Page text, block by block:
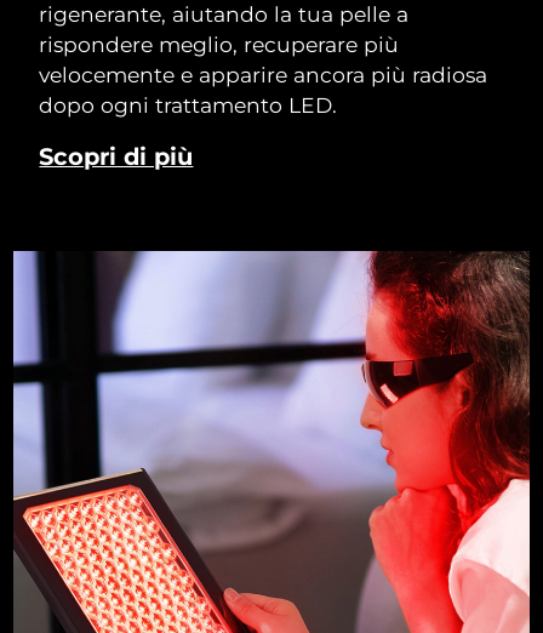
rigenerante, aiutando la tua pelle a
rispondere meglio, recuperare più
velocemente e apparire ancora più radiosa
dopo ogni trattamento LED.
Scopri di più